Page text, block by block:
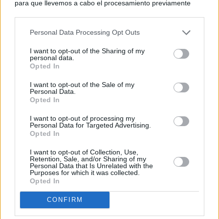
para que llevemos a cabo el procesamiento previamente
negar su consentimiento. Tenga en cuenta que algún
de su consentimiento, pero usted tiene el derecho de
rechazar tal procesamiento. Sus preferencias se aplicarán
cualquier momento entrando de nuevo en este sitio web o
visitando nuestra política de privacidad.
Personal Data Processing Opt Outs
I want to opt-out of the Sharing of my
personal data.
Opted In
I want to opt-out of the Sale of my
Personal Data.
Opted In
I want to opt-out of processing my
Personal Data for Targeted Advertising.
Opted In
I want to opt-out of Collection, Use,
Retention, Sale, and/or Sharing of my
Personal Data that Is Unrelated with the
Purposes for which it was collected.
Opted In
CONFIRM